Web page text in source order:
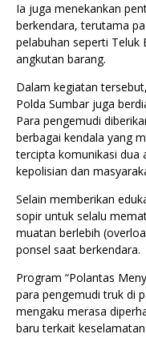
Ia juga menekankan
berkendara, terutama
pelabuhan seperti Teluk
angkutan barang.
Dalam kegiatan
Polda Sumbar juga
Para pengemudi
berbagai kendala yang
tercipta komunikasi dua
kepolisian dan
Selain memberikan
sopir untuk selalu
muatan berlebih
ponsel saat berkendara.
Program “Polantas
para pengemudi truk di
mengaku merasa
baru terkait